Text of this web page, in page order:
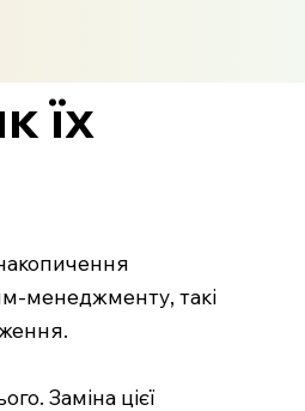
їх
менеджменту, такі
Заміна цієї